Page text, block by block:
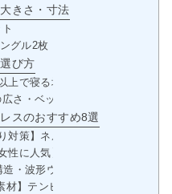
きさ・寸法
グル2枚
び方
で寝る場合の硬さ選び
さ・ベッドフレームの大きさを
スのおすすめ8選
対策】ネルマットレス オリジナ
性に人気】Koala Sleep オリジ
・波形ウレタン】ニトリ Nスリ
】テンピュール プロややかため